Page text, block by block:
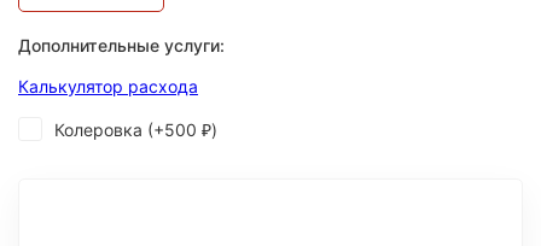
Дополнительные услуги:
Калькулятор расхода
Колеровка (+500 ₽)